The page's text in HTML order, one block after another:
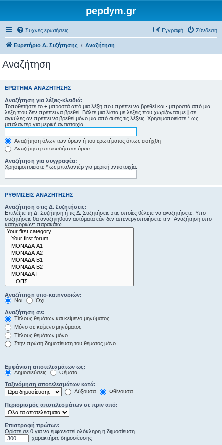
pepdym.gr
Συχνές ερωτήσεις Σύνδεση
Εγγραφή
Ευρετήριο Δ. Συζήτησης Αναζήτηση
Αναζήτηση
ΕΡΏΤΗΜΑ ΑΝΑΖΉΤΗΣΗΣ
Αναζήτηση για λέξεις-κλειδιά:
Τοποθετήστε το + μπροστά από μια λέξη που πρέπει να βρεθεί και - μπροστά από μια
λέξη που δεν πρέπει να βρεθεί. Βάλτε μια λίστα με λέξεις που χωρίζονται με | σε
αγκύλες αν πρέπει να βρεθεί μόνο μια από αυτές τις λέξεις. Χρησιμοποιείστε * ως
μπαλαντέρ για μερική αντιστοιχία.
Αναζήτηση όλων των όρων ή του ερωτήματος όπως εισήχθη
Αναζήτηση οποιουδήποτε όρου
Αναζήτηση για συγγραφέα:
Χρησιμοποιείστε * ως μπαλαντέρ για μερική αντιστοιχία.
ΡΥΘΜΊΣΕΙΣ ΑΝΑΖΉΤΗΣΗΣ
Αναζήτηση στις Δ. Συζητήσεις:
Επιλέξτε τη Δ. Συζήτηση ή τις Δ. Συζητήσεις στις οποίες θέλετε να αναζητήσετε. Υπο-
συζητήσεις θα αναζητηθούν αυτόματα εάν δεν απενεργοποιήσετε την “Αναζήτηση υπο-
κατηγοριών“ παρακάτω.
Αναζήτηση υπο-κατηγοριών:
Ναι
Όχι
Αναζήτηση σε:
Τίτλους θεμάτων και κείμενο μηνύματος
Μόνο σε κείμενο μηνύματος
Τίτλους θεμάτων μόνο
Στην πρώτη δημοσίευση του θέματος μόνο
Εμφάνιση αποτελεσμάτων ως:
Δημοσιεύσεις
Θέματα
Ταξινόμηση αποτελεσμάτων κατά:
Αύξουσα
Φθίνουσα
Περιορισμός αποτελεσμάτων σε πριν από:
Επιστροφή πρώτων:
Ορίστε σε 0 για να εμφανιστεί ολόκληρη η δημοσίευση.
χαρακτήρες δημοσίευσης